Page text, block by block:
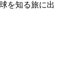
を知る旅に出